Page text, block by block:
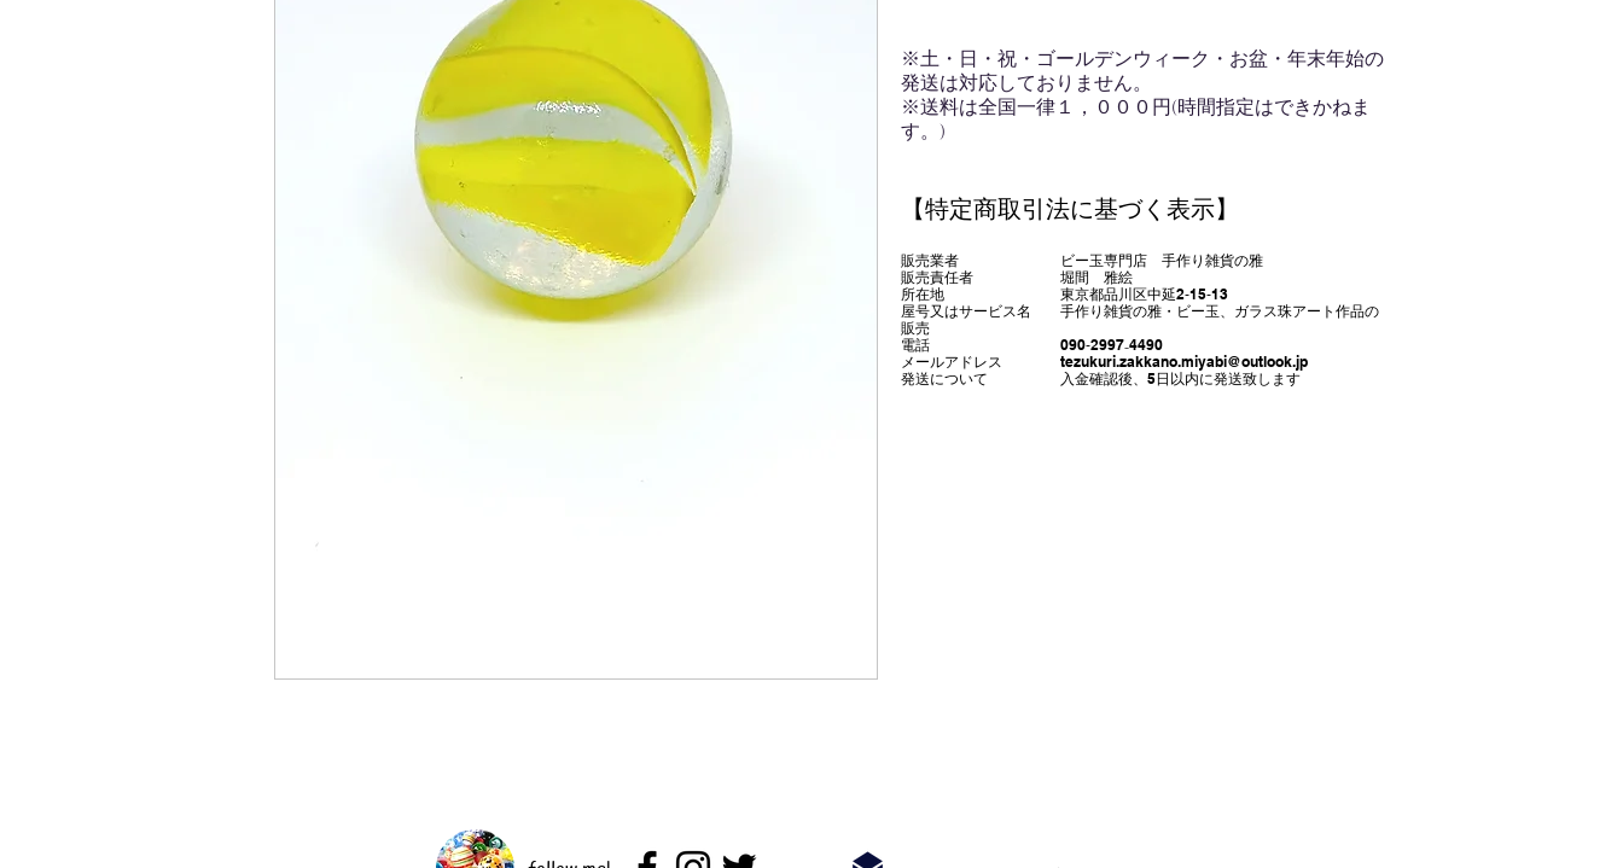
※土・日・祝・ゴールデンウィーク・お盆・年末年始の
発送は対応しておりません。
※送料は全国一律１，０００円(時間指定はできかねま
す。)
【特定商取引法に基づく表示】
販売業者 ビー玉専門店 手作り雑貨の雅
販売責任者 堀間 雅絵
所在地 東京都品川 区中延2‐15‐13
屋号又はサービス名 手作り雑貨の雅・ビー玉、ガラス珠アート作品の
販売
電話 090‐2997₋4490
​メールアドレス tezukuri.zakkano.miyabi@outlook.jp
​発送について 入金確認後、 5日以内に発送致します